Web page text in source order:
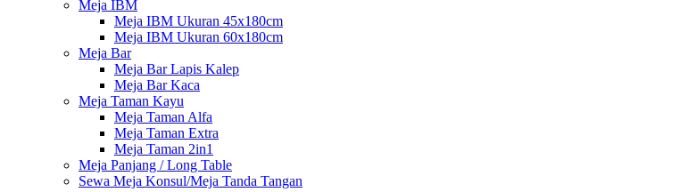
Meja IBM
Meja IBM Ukuran 45x180cm
Meja IBM Ukuran 60x180cm
Meja Bar
Meja Bar Lapis Kalep
Meja Bar Kaca
Meja Taman Kayu
Meja Taman Alfa
Meja Taman Extra
Meja Taman 2in1
Meja Panjang / Long Table
Sewa Meja Konsul/Meja Tanda Tangan